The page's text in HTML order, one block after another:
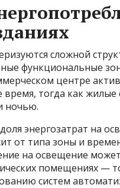
сложной
функциональные
центре
тогда как
ночью.
энергозатрат на
от типа зоны и
на освещение
помещениях —
систем